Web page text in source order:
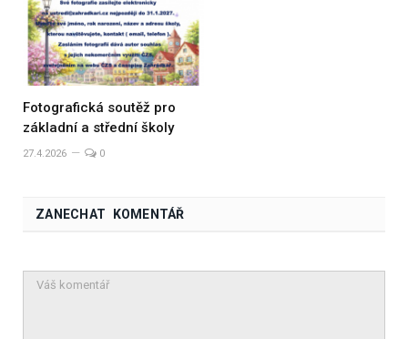
Fotografická soutěž pro
základní a střední školy
27.4.2026 0
ZANECHAT KOMENTÁŘ